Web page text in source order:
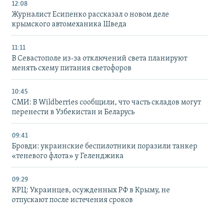
12:08
Журналист Есипенко рассказал о новом деле
крымского автомеханика Шведа
11:11
В Севастополе из-за отключений света планируют
менять схему питания светофоров
10:45
СМИ: В Wildberries сообщили, что часть складов могут
перенести в Узбекистан и Беларусь
09:41
Бровди: украинские беспилотники поразили танкер
«теневого флота» у Геленджика
09:29
КРЦ: Украинцев, осужденных РФ в Крыму, не
отпускают после истечения сроков